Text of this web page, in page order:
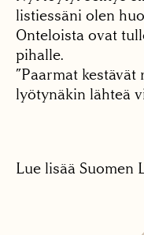
listiessäni olen
Onteloista ovat
pihalle.
”Paarmat
lyötynäkin lähteä
Lue lisää Suomen